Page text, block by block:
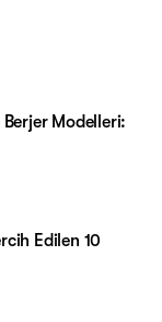
Modelleri:
Edilen 10